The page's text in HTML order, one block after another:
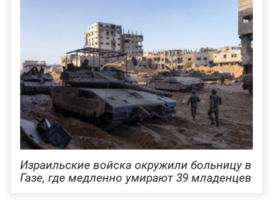
Израильские войска окружили больницу в
Газе, где медленно умирают 39 младенцев